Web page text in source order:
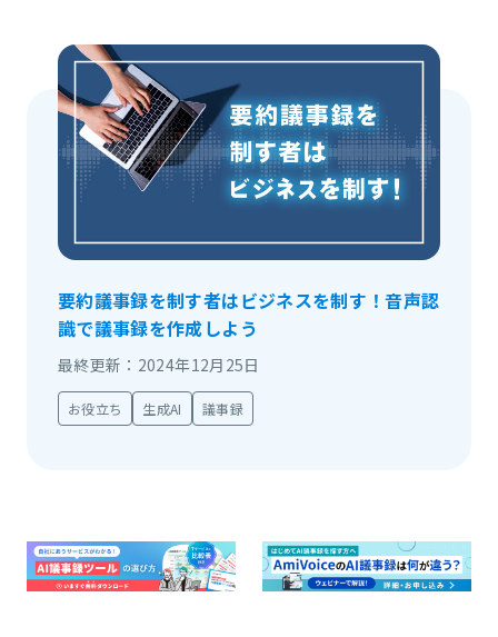
要約議事録を制す者はビジネスを制す！音声認
識で議事録を作成しよう
最終更新：2024年12月25日
お役立ち 生成AI 議事録